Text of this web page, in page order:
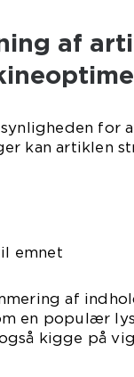
af
for
kan artiklen
emnet
af
en populær
kigge på